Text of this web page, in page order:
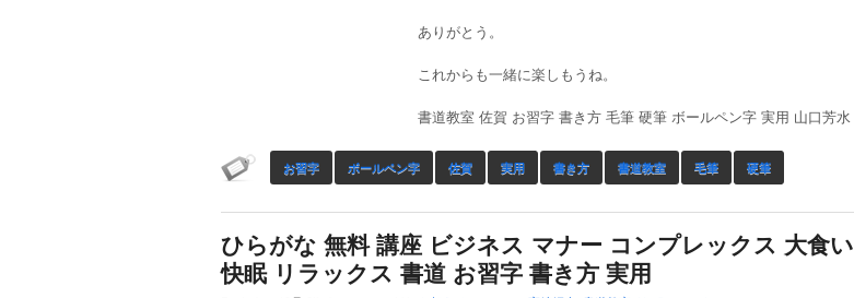
ありがとう。
これからも一緒に楽しもうね。
書道教室 佐賀 お習字 書き方 毛筆 硬筆 ボールペン字 実用 山口芳水
お習字 ボールペン字 佐賀 実用 書き方 書道教室 毛筆 硬筆
ひらがな 無料 講座 ビジネス マナー コンプレックス 大食い
快眠 リラックス 書道 お習字 書き方 実用